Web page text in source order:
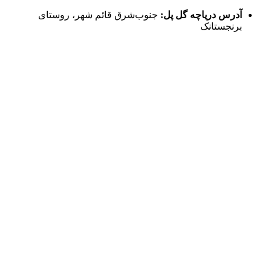
آدرس دریاچه گل پل: جنوب‌شرق قائم شهر، روستای
برنجستانک